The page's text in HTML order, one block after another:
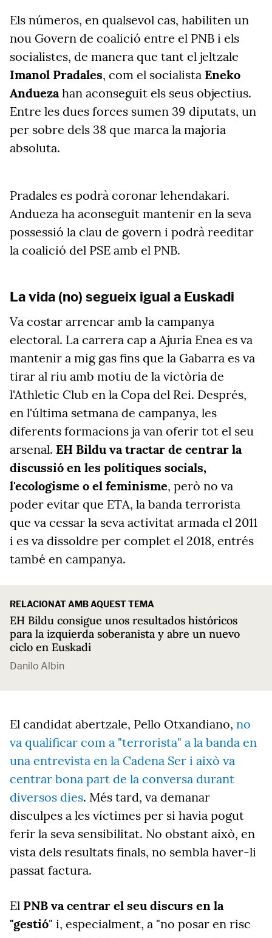
Els números, en qualsevol cas, habiliten un
nou Govern de coalició entre el PNB i els
socialistes, de manera que tant el jeltzale
Imanol Pradales, com el socialista Eneko
Anduezahan aconseguit els seus objectius.
Entre les dues forces sumen 39 diputats, un
per sobre dels 38 que marca la majoria
absoluta.
Pradales es podrà coronar lehendakari.
Andueza ha aconseguit mantenir en la seva
possessió la clau de govern i podrà reeditar
la coalició del PSE amb el PNB.
La vida (no) segueix igual a Euskadi
Va costar arrencar amb la campanya
electoral. La carrera cap a Ajuria Enea es va
mantenir a mig gas fins que la Gabarra es va
tirar al riu amb motiu de la victòria de
l'Athletic Club en la Copa del Rei. Després,
en l'última setmana de campanya, les
diferents formacions ja van oferir tot el seu
arsenal. EH Bildu va tractar de centrar la
discussió en les polítiques socials,
l'ecologisme o el feminisme, però no va
poder evitar que ETA, la banda terrorista
que va cessar la seva activitat armada el 2011
i es va dissoldre per complet el 2018, entrés
també en campanya.
RELACIONAT AMB AQUEST TEMA
EH Bildu consigue unos resultados históricos
para la izquierda soberanista y abre un nuevo
ciclo en Euskadi
Danilo Albin
El candidat abertzale, Pello Otxandiano, no
va qualificar com a "terrorista" a la banda en
una entrevista en la Cadena Ser i això va
centrar bona part de la conversa durant
diversos dies. Més tard, va demanar
disculpes a les víctimes per si havia pogut
ferir la seva sensibilitat. No obstant això, en
vista dels resultats finals, no sembla haver-li
passat factura.
El PNB va centrar el seu discurs en la
"gestió" i, especialment, a "no posar en risc